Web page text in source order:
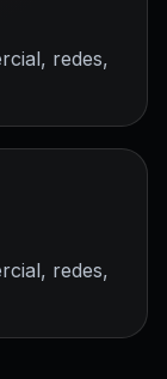
redes,
redes,